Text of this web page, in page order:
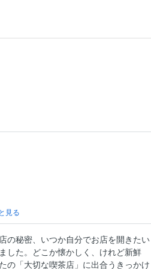
広がる美しき静寂の世界
浅草橋）
の秘密、いつか自分でお店を開きたい
した。どこか懐かしく、けれど新鮮
の「大切な喫茶店」に出合うきっかけ